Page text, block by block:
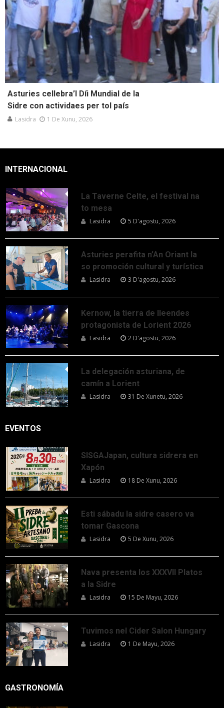
Asturies cellebra’l Díi Mundial de la
Sidre con actividaes per tol país
Lasidra 1 De Xunu, 2026
INTERNACIONAL
La Taverne Celte, el festival na
to mesa
Lasidra 5 D'agostu, 2026
Asturies perafita n’An Oriant la
so promoción cultural y turística
Lasidra 3 D'agostu, 2026
Kernow, la tierra de lleendes
protagonista de Lorient 2026
Lasidra 2 D'agostu, 2026
La delegación asturiana, de
camín a Lorient
Lasidra 31 De Xunetu, 2026
EVENTOS
SISGAJapan, cultura sidrera en
Xapón
Lasidra 18 De Xunu, 2026
Esti sábadu la sidre casero va
tomar Gascona
Lasidra 5 De Xunu, 2026
Nava presenta los XXXVII Platos
a la Sidre
Lasidra 15 De Mayu, 2026
Tuvimos nel Cider Salon Hungary
Lasidra 1 De Mayu, 2026
GASTRONOMÍA